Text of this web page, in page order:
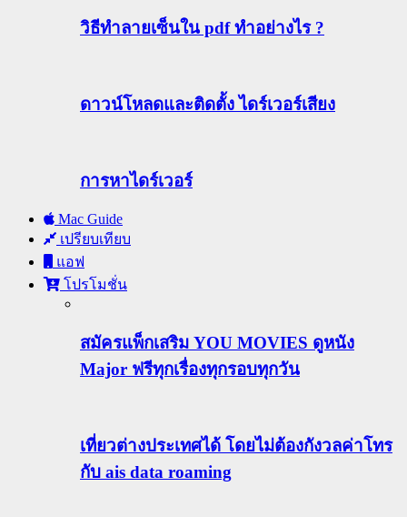
วิธีทําลายเซ็นใน pdf ทำอย่างไร ?
ดาวน์โหลดและติดตั้ง ไดร์เวอร์เสียง
การหาไดร์เวอร์
Mac Guide
เปรียบเทียบ
แอฟ
โปรโมชั่น
สมัครแพ็กเสริม YOU MOVIES ดูหนัง
Major ฟรีทุกเรื่องทุกรอบทุกวัน
เที่ยวต่างประเทศได้ โดยไม่ต้องกังวลค่าโทร
กับ ais data roaming